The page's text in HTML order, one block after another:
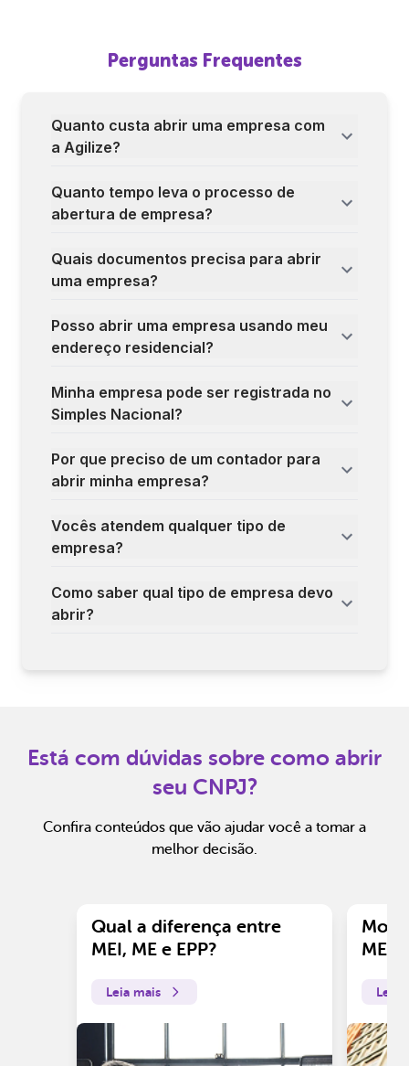
Perguntas Frequentes
Quanto custa abrir uma empresa com
a Agilize?
Quanto tempo leva o processo de
abertura de empresa?
Quais documentos precisa para abrir
uma empresa?
Posso abrir uma empresa usando meu
endereço residencial?
Minha empresa pode ser registrada no
Simples Nacional?
Por que preciso de um contador para
abrir minha empresa?
Vocês atendem qualquer tipo de
empresa?
Como saber qual tipo de empresa devo
abrir?
Está com dúvidas sobre como abrir
seu CNPJ?
Confira conteúdos que vão ajudar você a tomar a
melhor decisão.
Qual a diferença entre
MEI, ME e EPP?
Leia mais
ME?
Leia